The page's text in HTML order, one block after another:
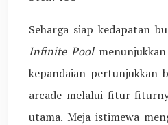
Seharga siap kedapatan
Infinite Pool
kepandaian pertunjukkan
arcade melalui fitur-
utama. Meja istimewa